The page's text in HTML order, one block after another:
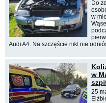
Do
w
Audi A4. Na szczęście nikt nie
w
25